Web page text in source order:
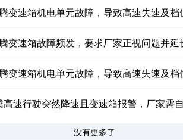
变速箱机电单元故障，导致高速失速及档
变速箱故障频发，要求厂家正视问题并延
变速箱机电单元故障，导致高速失速及档
速行驶突然降速且变速箱报警，厂家需
没有更多了